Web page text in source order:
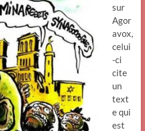
sur
Agor
avox,
celui
-ci
cite
un
text
e qui
est